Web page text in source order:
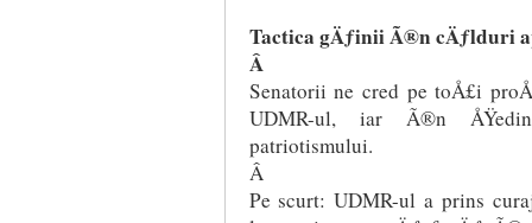
Tactica gÄƒinii Ã®n cÄƒlduri
Â
Senatorii ne cred pe toÅ£i
UDMR-ul, iar Ã®n
patriotismului.
Â
Pe scurt: UDMR-ul a prins